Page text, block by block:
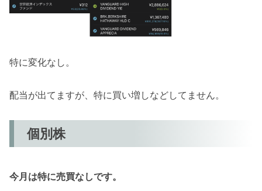
特に変化なし。
配当が出てますが、特に買い増しなどしてません。
個別株
今月は特に売買なしです。